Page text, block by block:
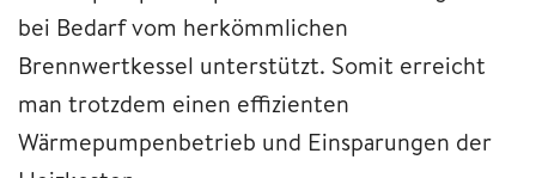
bei Bedarf vom herkömmlichen
Brennwertkessel unterstützt. Somit erreicht
man trotzdem einen effizienten
Wärmepumpenbetrieb und Einsparungen der